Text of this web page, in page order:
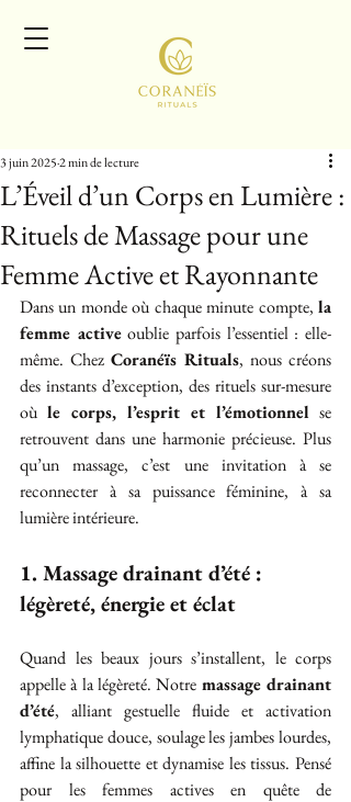
L’Éveil d’un Corps en Lumière :
Rituels de Massage pour une
Femme Active et Rayonnante
3 juin 20252 min de lecture
Dans un monde où chaque minute compte, la
femme active oublie parfois l’essentiel : elle-
même. Chez Coranéïs Rituals, nous créons
des instants d’exception, des rituels sur-mesure
où le corps, l’esprit et l’émotionnel se
retrouvent dans une harmonie précieuse. Plus
qu’un massage, c’est une invitation à se
reconnecter à sa puissance féminine, à sa
lumière intérieure.
1. Massage drainant d’été :
légèreté, énergie et éclat
Quand les beaux jours s’installent, le corps
appelle à la légèreté. Notre massage drainant
d’été, alliant gestuelle fluide et activation
lymphatique douce, soulage les jambes lourdes,
affine la silhouette et dynamise les tissus. Pensé
pour les femmes actives en quête de